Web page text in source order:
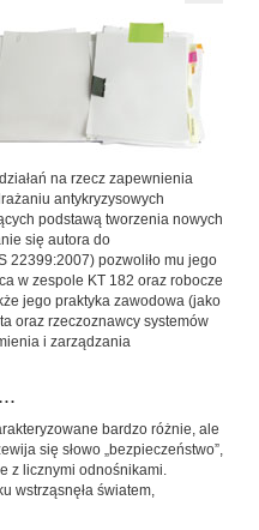
na rzecz zapewnienia
antykryzysowych
podstawą tworzenia nowych
się autora do
22399:2007) pozwoliło mu jego
w zespole KT 182 oraz robocze
jego praktyka zawodowa (jako
oraz rzeczoznawcy systemów
i zarządzania
bardzo różnie, ale
się słowo „bezpieczeństwo”,
z licznymi odnośnikami.
wstrząsnęła światem,